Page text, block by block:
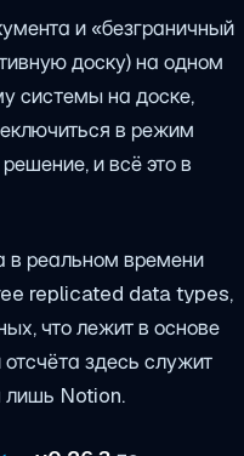
и «безграничный
доску) на одном
системы на доске,
в режим
и всё это в
в реальном времени
replicated data types,
что лежит в основе
здесь служит
лишь Notion.